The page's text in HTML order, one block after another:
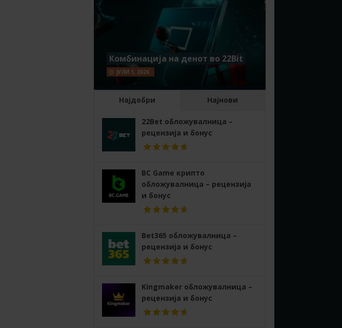
Комбинација на денот во 22Bit
ЈУЛИ 1, 2026
Најдобри Најнови
22Bet обложувалница –
рецензија и бонус
BC Game крипто
обложувалница – рецензија
и бонус
Bet365 обложувалница –
рецензија и бонус
Kingmaker обложувалница –
рецензија и бонус